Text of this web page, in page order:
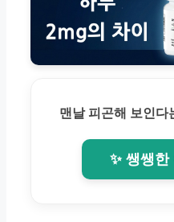
맨날 피곤해 보인다
✨ 쌩쌩한